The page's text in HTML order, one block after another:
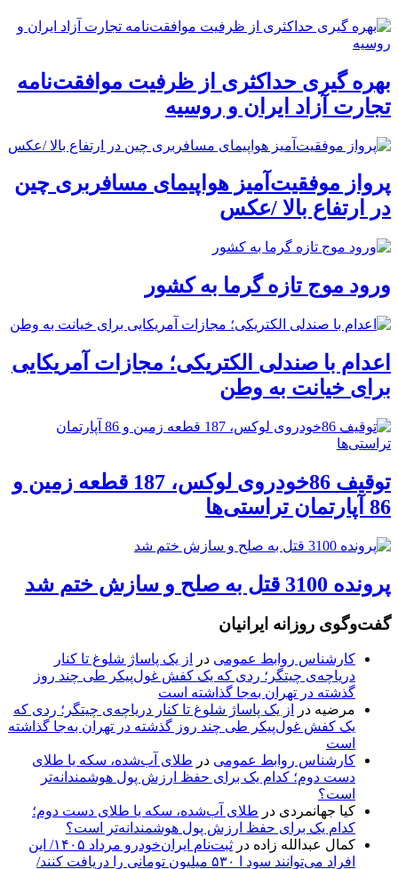
بهره گیری حداکثری از ظرفیت موافقت‌نامه
تجارت آزاد ایران و روسیه
پرواز موفقیت‌آمیز هواپیمای مسافربری چین
در ارتفاع بالا /عکس
ورود موج تازه گرما به کشور
اعدام با صندلی الکتریکی؛ مجازات آمریکایی
برای خیانت به وطن
توقیف 86خودروی لوکس، 187 قطعه زمین و
86 آپارتمان تراستی‌ها
پرونده 3100 قتل به صلح و سازش ختم شد
گفت‌وگوی روزانه ایرانیان
کارشناس روابط عمومی در
از یک پاساژ شلوغ تا کنار
دریاچه‌ی چیتگر؛ ردی که یک کفش غول‌پیکر طی چند روز
گذشته در تهران به‌جا گذاشته است
مرضیه در
از یک پاساژ شلوغ تا کنار دریاچه‌ی چیتگر؛ ردی که
یک کفش غول‌پیکر طی چند روز گذشته در تهران به‌جا گذاشته
است
کارشناس روابط عمومی در طلای آب‌شده، سکه یا طلای
دست دوم؛ کدام یک برای حفظ ارزش پول هوشمندانه‌تر
است؟
کیا جهانمردی در طلای آب‌شده، سکه یا طلای دست دوم؛
کدام یک برای حفظ ارزش پول هوشمندانه‌تر است؟
کمال عبدالله زاده در
ثبت‌نام ایران‌خودرو مرداد ۱۴۰۵/ این
افراد می‌توانند سود ا ۵۳۰ میلیون تومانی را دریافت کنند/